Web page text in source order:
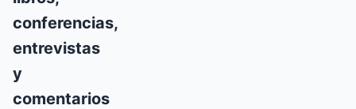
conferencias,
entrevistas
y
comentarios